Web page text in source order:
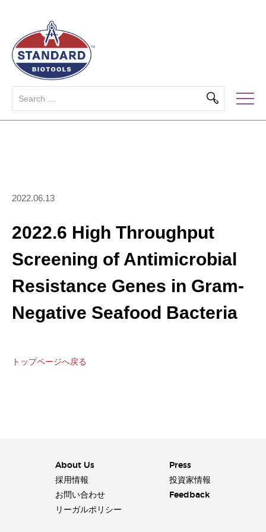
2022.06.13
2022.6 High Throughput
Screening of Antimicrobial
Resistance Genes in Gram-
Negative Seafood Bacteria
トップページへ戻る
About Us
採用情報
お問い合わせ
リーガルポリシー
Press
投資家情報
Feedback